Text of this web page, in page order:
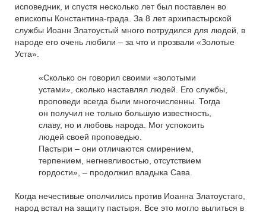
исповедник, и спустя несколько лет был поставлен во
епископы Константина-града. За 8 лет архипастырской
службы Иоанн Златоустый много потрудился для людей, в
народе его очень любили – за что и прозвали «Золотые
Уста».
«Сколько он говорил своими «золотыми
устами», сколько наставлял людей. Его службы,
проповеди всегда были многочисленны. Тогда
он получил не только большую известность,
славу, но и любовь народа. Мог успокоить
людей своей проповедью.
Пастыри – они отличаются смирением,
терпением, негневливостью, отсутствием
гордости», – продолжил владыка Сава.
Когда нечестивые ополчились против Иоанна Златоустаго,
народ встал на защиту пастыря. Все это могло вылиться в